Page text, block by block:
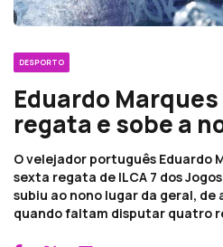
DESPORTO
Eduardo
regata e sobe a
O velejador português Eduardo
sexta regata de ILCA 7 dos
subiu ao nono lugar da geral, de
quando faltam disputar quatro